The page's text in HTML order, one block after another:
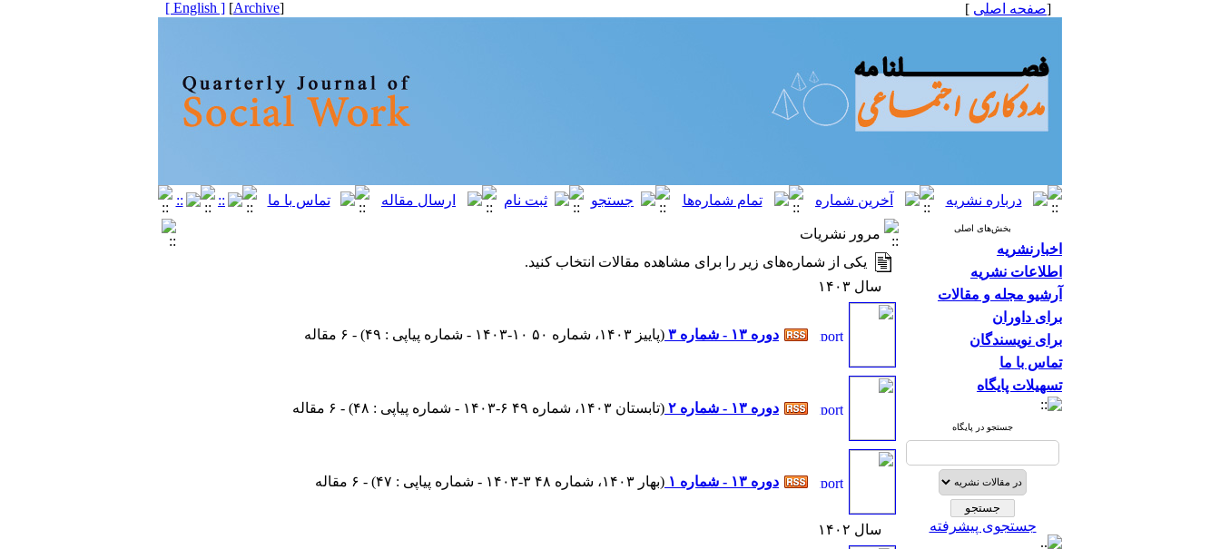
[صفحه اصلی ]
[
Archive
]
[ English ]
بخش‌های اصلی
اخبارنشریه
اطلاعات نشریه
آرشیو مجله و مقالات
برای داوران
برای نویسندگان
تماس با ما
تسهیلات پایگاه
جستجو در پایگاه
جستجوی پیشرفته
مرور نشریات
یکی از شماره‌های زیر را برای مشاهده مقالات انتخاب کنید.
سال ۱۴۰۳
دوره ۱۳ - شماره ۳ (پاییز ۱۴۰۳، شماره ۵۰ ۱۰-۱۴۰۳ - شماره پیاپی : ۴۹ ) - ۶ مقاله
دوره ۱۳ - شماره ۲ (تابستان ۱۴۰۳، شماره ۴۹ ۶-۱۴۰۳ - شماره پیاپی : ۴۸ ) - ۶ مقاله
دوره ۱۳ - شماره ۱ (بهار ۱۴۰۳، شماره ۴۸ ۳-۱۴۰۳ - شماره پیاپی : ۴۷ ) - ۶ مقاله
سال ۱۴۰۲